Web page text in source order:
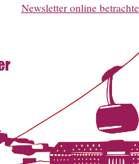
Newsletter online